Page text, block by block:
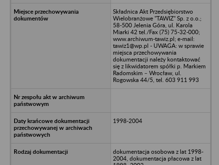
Składnica Akt Przedsiębiorstwo
Wielobranżowe "TAWIZ" Sp. z o.o.;
58-500 Jelenia Góra, ul. Karola
Miarki 42 tel./Fax (75) 75-32-000;
www.archiwum-tawiz.pl; e-mail:
tawiz1@wp.pl - UWAGA: w sprawie
miejsca przechowywania
dokumentacji należy kontaktować
się z likwidatorem spółki p. Markiem
Radomskim – Wrocław, ul.
Rogowska 44/5, tel. 603 911 993
1998-2004
dokumentacja osobowa z lat 1998-
2004, dokumentacja płacowa z lat